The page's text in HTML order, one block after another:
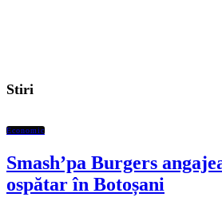
Stiri
Economic
Smash’pa Burgers
ospătar în Botoșani